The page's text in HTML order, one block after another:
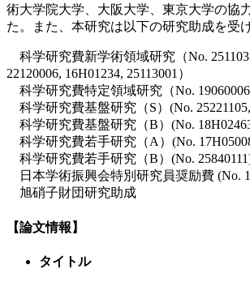
術大学院大学、大阪大学、東京大学の協
た。また、本研究は以下の研究助成を受
科学研究費新学術領域研究（No.
22120006, 16H01234, 25113001）
科学研究費特定領域研究（No. 19060006
科学研究費基盤研究（S）(No.
科学研究費基盤研究（B）(No.
科学研究費若手研究（A）(No.
科学研究費若手研究（B）(No.
日本学術振興会特別研究員奨励費 (No.
旭硝子財団研究助成
【論文情報】
タイトル